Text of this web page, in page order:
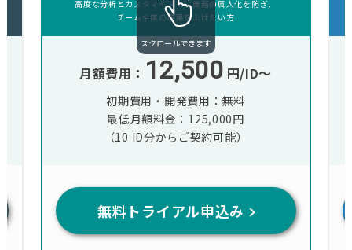
高度な分析とカスタマイズで、業務の属人化を防ぎ、
チーム全体の成果を上げたい方
月額費用： 12,500 円/ID〜
初期費用・開発費用：無料
最低月額料金：125,000円
（10 ID分からご契約可能）
無料トライアル申込み